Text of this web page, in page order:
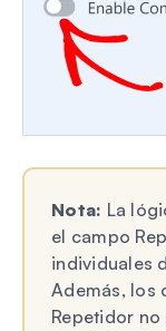
Nota: La
el campo
individuales
Además, los
Repetidor